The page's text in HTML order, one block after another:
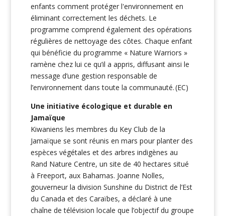
enfants comment protéger l'environnement en
éliminant correctement les déchets. Le
programme comprend également des opérations
régulières de nettoyage des côtes. Chaque enfant
qui bénéficie du programme « Nature Warriors »
ramène chez lui ce qu’il a appris, diffusant ainsi le
message d’une gestion responsable de
l’environnement dans toute la communauté.(EC)
Une initiative écologique et durable en
Jamaïque
Kiwaniens les membres du Key Club de la
Jamaïque se sont réunis en mars pour planter des
espèces végétales et des arbres indigènes au
Rand Nature Centre, un site de 40 hectares situé
à Freeport, aux Bahamas. Joanne Nolles,
gouverneur la division Sunshine du District de l’Est
du Canada et des Caraïbes, a déclaré à une
chaîne de télévision locale que l’objectif du groupe